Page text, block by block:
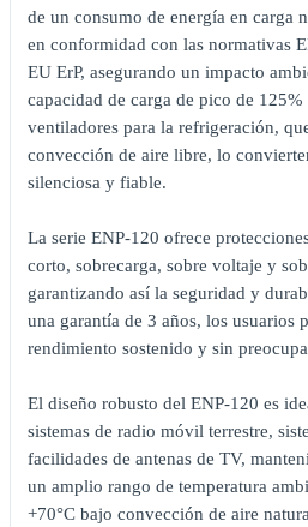
de un consumo de energía en carga
en conformidad con las normativas
EU ErP, asegurando un impacto
capacidad de carga de pico de 125%
ventiladores para la refrigeración,
convección de aire libre, lo
silenciosa y fiable.
La serie ENP-120 ofrece
corto, sobrecarga, sobre voltaje y
garantizando así la seguridad y
una garantía de 3 años, los usuarios
rendimiento sostenido y sin
El diseño robusto del ENP-120 es
sistemas de radio móvil terrestre,
facilidades de antenas de TV,
un amplio rango de temperatura
+70°C bajo convección de aire